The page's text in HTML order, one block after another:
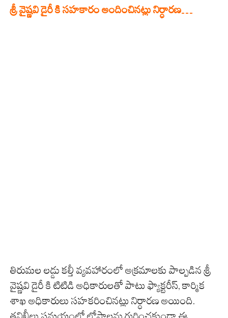
శ్రీ వైష్ణవి డైరీ కి సహకారం అందించినట్లు నిర్ధారణ…
తిరుమల లడ్డు కల్తీ వ్యవహారంలో అక్రమాలకు పాల్పడిన శ్రీ
వైష్ణవి డైరీ కి టిటిడి అధికారులతో పాటు ఫ్యాక్టరీస్, కార్మిక
శాఖ అధికారులు సహకరించినట్లు నిర్ధారణ అయింది.